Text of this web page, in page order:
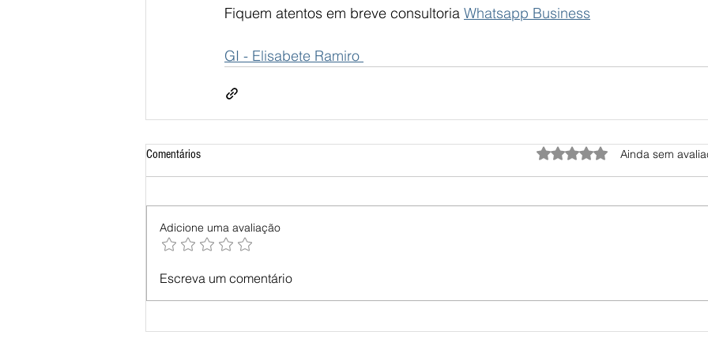
Fiquem atentos em breve consultoria Whatsapp Business
GI - Elisabete Ramiro
Comentários Avaliado com 0 de 5
Ainda sem
Adicione uma avaliação
Escreva um comentário